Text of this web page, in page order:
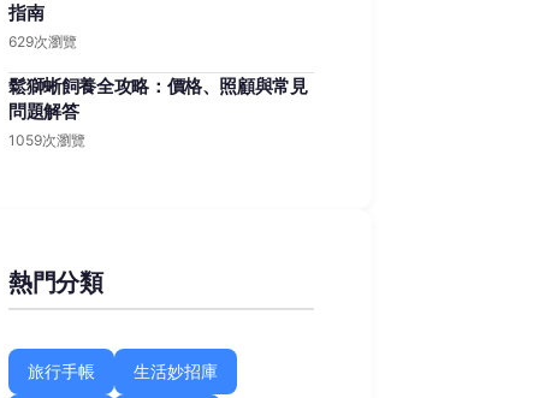
指南
629次瀏覽
鬆獅蜥飼養全攻略：價格、照顧與常見
問題解答
1059次瀏覽
熱門分類
旅行手帳 生活妙招庫